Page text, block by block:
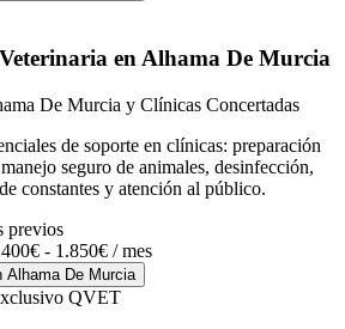
en Alhama De Murcia
De Murcia y Clínicas Concertadas
de soporte en clínicas: preparación
seguro de animales, desinfección,
constantes y atención al público.
previos
- 1.850€ / mes
Alhama De Murcia
QVET